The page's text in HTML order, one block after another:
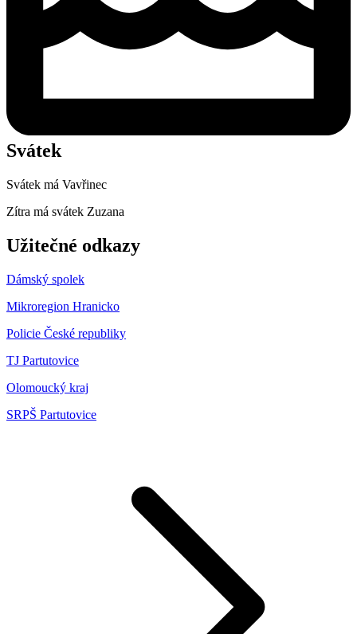
Svátek
Svátek má Vavřinec
Zítra má svátek Zuzana
Užitečné odkazy
Dámský spolek
Mikroregion Hranicko
Policie České republiky
TJ Partutovice
Olomoucký kraj
SRPŠ Partutovice